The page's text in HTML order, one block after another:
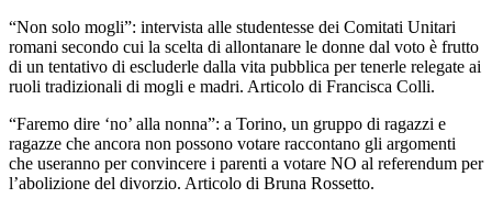
“Non solo mogli”: intervista alle studentesse dei Comitati Unitari
romani secondo cui la scelta di allontanare le donne dal voto è frutto
di un tentativo di escluderle dalla vita pubblica per tenerle relegate ai
ruoli tradizionali di mogli e madri. Articolo di Francisca Colli.
“Faremo dire ‘no’ alla nonna”: a Torino, un gruppo di ragazzi e
ragazze che ancora non possono votare raccontano gli argomenti
che useranno per convincere i parenti a votare NO al referendum per
l’abolizione del divorzio. Articolo di Bruna Rossetto.